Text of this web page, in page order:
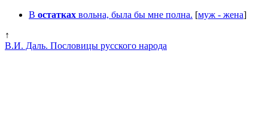
В остатках вольна, была бы мне полна. [муж - жена]
↑
В.И. Даль. Пословицы русского народа